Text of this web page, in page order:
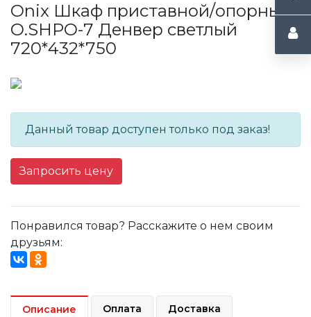
Onix Шкаф приставной/опорный
O.SHPO-7 Денвер светлый
720*432*750
Данный товар доступен только под заказ!
Запросить цену
Понравился товар? Расскажите о нем своим
друзьям:
Описание Оплата Доставка